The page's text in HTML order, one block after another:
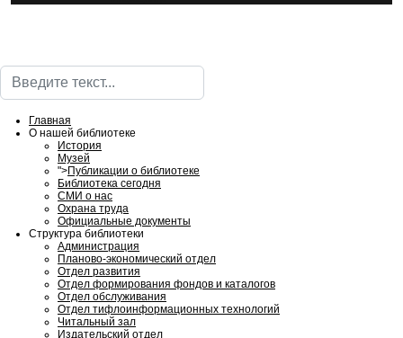
Поиск
Главная
О нашей библиотеке
История
Музей
">Публикации о библиотеке
Библиотека сегодня
СМИ о нас
Охрана труда
Официальные документы
Структура библиотеки
Администрация
Планово-экономический отдел
Отдел развития
Отдел формирования фондов и каталогов
Отдел обслуживания
Отдел тифлоинформационных технологий
Читальный зал
Издательский отдел